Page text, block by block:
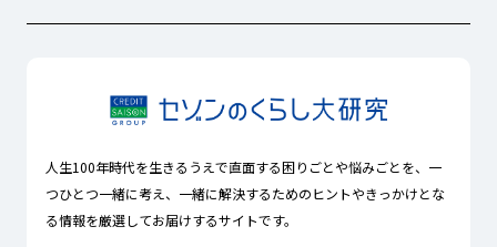
人生100年時代を生きるうえで直面する困りごとや悩みごとを、一
つひとつ一緒に考え、一緒に解決するためのヒントやきっかけとな
る情報を厳選してお届けするサイトです。